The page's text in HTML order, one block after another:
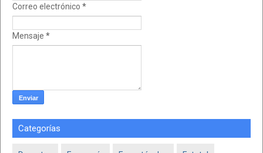
Correo electrónico *
Mensaje *
Categorías